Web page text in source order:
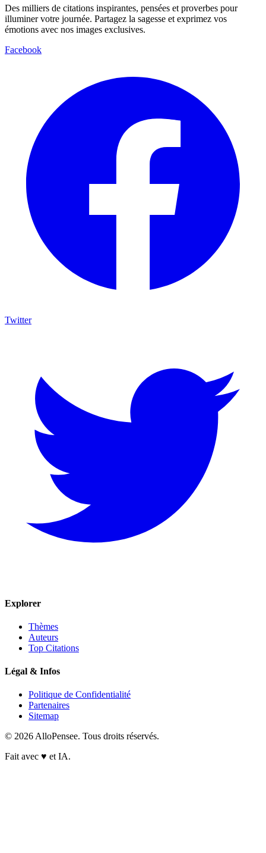
Des milliers de citations inspirantes, pensées et proverbes pour
illuminer votre journée. Partagez la sagesse et exprimez vos
émotions avec nos images exclusives.
Facebook
Twitter
Explorer
Thèmes
Auteurs
Top Citations
Légal & Infos
Politique de Confidentialité
Partenaires
Sitemap
© 2026 AlloPensee. Tous droits réservés.
Fait avec ♥ et IA.